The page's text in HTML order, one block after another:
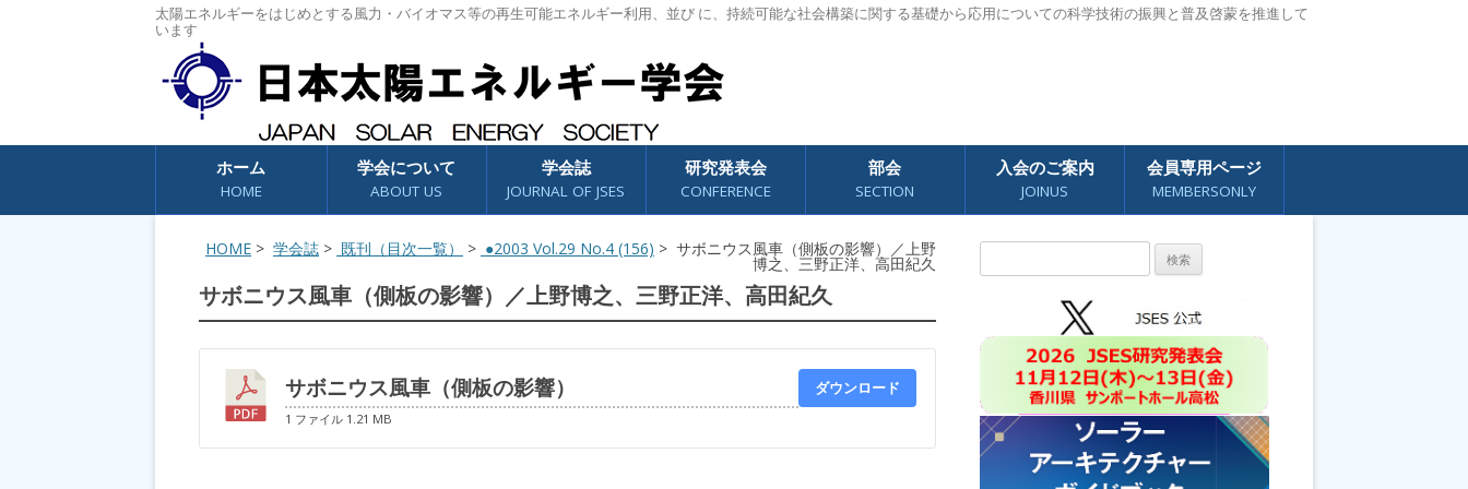
太陽エネルギーをはじめとする風力・バイオマス等の再生可能エネルギー利用、並び に、持続可能な社会構築に関する基礎から応用についての科学技術の振興と普及啓蒙を推進して
います
コンテンツへスキップ
ホーム
HOME
学会について
ABOUT US
学会誌
JOURNAL OF JSES
研究発表会
CONFERENCE
部会
SECTION
入会のご案内
JOINUS
会員専用ページ
MEMBERSONLY
HOME > 学会誌 > 既刊（目次一覧） > ●2003 Vol.29 No.4 (156) > サボニウス風車（側板の影響）／上野
博之、三野正洋、高田紀久
サボニウス風車（側板の影響）／上野博之、三野正洋、高田紀久
サボニウス風車（側板の影響）
1 ファイル 1.21 MB
ダウンロード
索: